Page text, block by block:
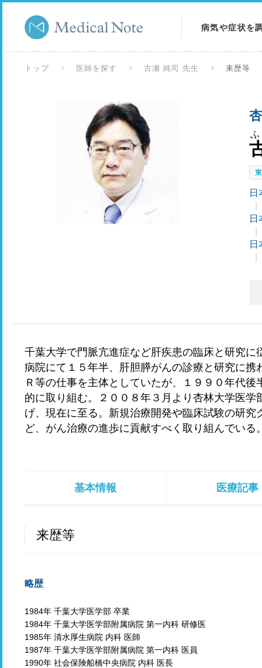
病気や症状を
検査を調べる
トップ 医師を探す 古瀬 純司 先生 来歴等
日
日
日
千葉大学で門脈亢進症など肝疾患の臨床と研究
病院にて１５年半、肝胆膵がんの診療と研究に
Ｒ等の仕事を主体としていたが、１９９０年代
的に取り組む。２００８年３月より杏林大学医
げ、現在に至る。新規治療開発や臨床試験の研
ど、がん治療の進歩に貢献すべく取り組んでいる
基本情報 医療記事
来歴等
略歴
1984年 千葉大学医学部 卒業
1984年 千葉大学医学部附属病院 第一内科 研修医
1985年 清水厚生病院 内科 医師
1987年 千葉大学医学部附属病院 第一内科 医員
1990年 社会保険船橋中央病院 内科 医長